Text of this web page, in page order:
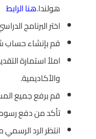
هولندا.هنا الرابط
اختر البرنامج
قم بإنشاء حساب
املأ استمارة
والأكاديمية.
قم برفع جميع
تأكد من دفع
انتظر الرد